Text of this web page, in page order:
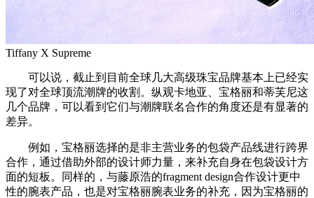
Tiffany X Supreme
可以说，截止到目前全球几大高级珠宝品牌基本上已经实
现了对全球顶流潮牌的收割。纵观卡地亚、宝格丽和蒂芙尼这
几个品牌，可以看到它们与潮牌联名合作的角度还是有显著的
差异。
例如，宝格丽选择的是非主营业务的包袋产品线进行跨界
合作，通过借助外部的设计师力量，来补充自身在包袋设计方
面的短板。同样的，与藤原浩的fragment design合作设计更中
性的腕表产品，也是对宝格丽腕表业务的补充，因为宝格丽的